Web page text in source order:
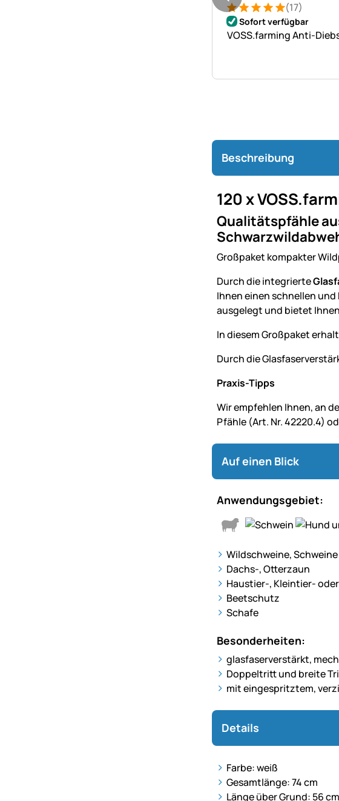
Bewertung: 5 von 5 (17
17 Bewertungen
(17)
Sofort verfügbar
VOSS.farming Anti-
Beschreibung
120 x
Qualitätspfähle
Großpaket kompakter
Durch die integrierte
Ihnen einen schnellen
ausgelegt und bietet
In diesem Großpaket
Durch die
Praxis-Tipps
Wir empfehlen Ihnen, an
Pfähle (Art. Nr. 42220.4)
Auf einen Blick
Anwendungsgebiet:
Wildschweine, Schweine
Dachs-, Otterzaun
Haustier-, Kleintier-
Beetschutz
Schafe
Besonderheiten:
glasfaserverstärkt,
Doppeltritt und breite
mit eingespritztem,
Details
Farbe: weiß
Gesamtlänge: 74 cm
Länge über Grund: 56 cm